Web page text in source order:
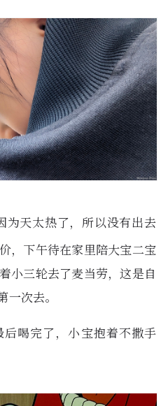
为天太热了，所以没有出去
，下午待在家里陪大宝二宝
小三轮去了麦当劳，这是自
次去。
喝完了，小宝抱着不撒手